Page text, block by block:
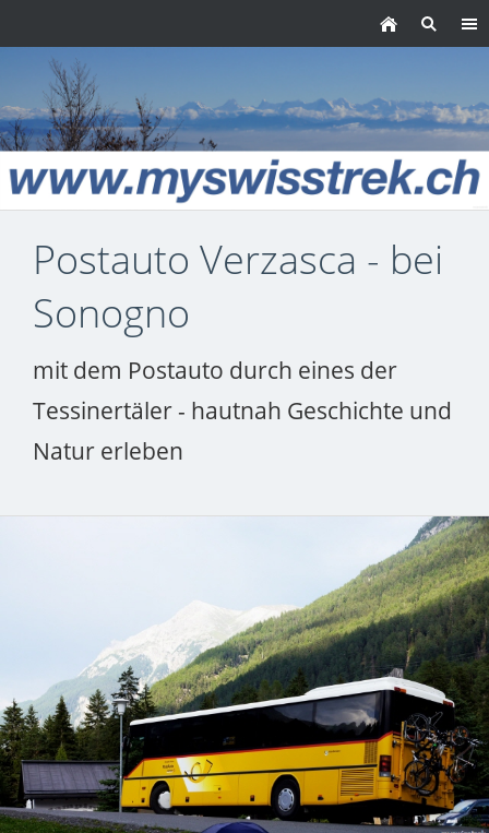
Postauto Verzasca - bei
Sonogno
mit dem Postauto durch eines der
Tessinertäler - hautnah Geschichte und
Natur erleben